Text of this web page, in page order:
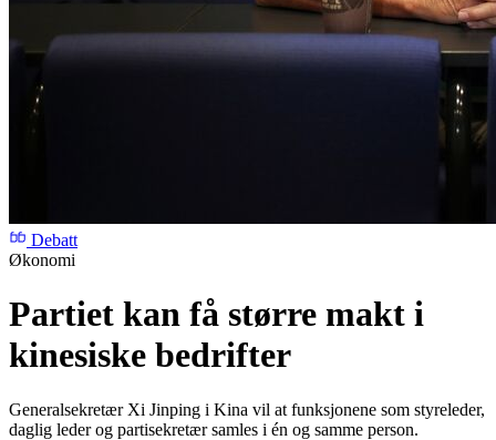
Debatt
Økonomi
Partiet kan få større makt i
kinesiske bedrifter
Generalsekretær Xi Jinping i Kina vil at funksjonene som styreleder,
daglig leder og partisekretær samles i én og samme person.